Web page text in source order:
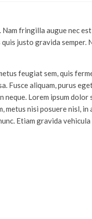
fringilla augue nec
justo gravida semper.
feugiat sem, quis
Fusce aliquam, purus
neque. Lorem ipsum
nisi posuere nisl, in
Etiam gravida